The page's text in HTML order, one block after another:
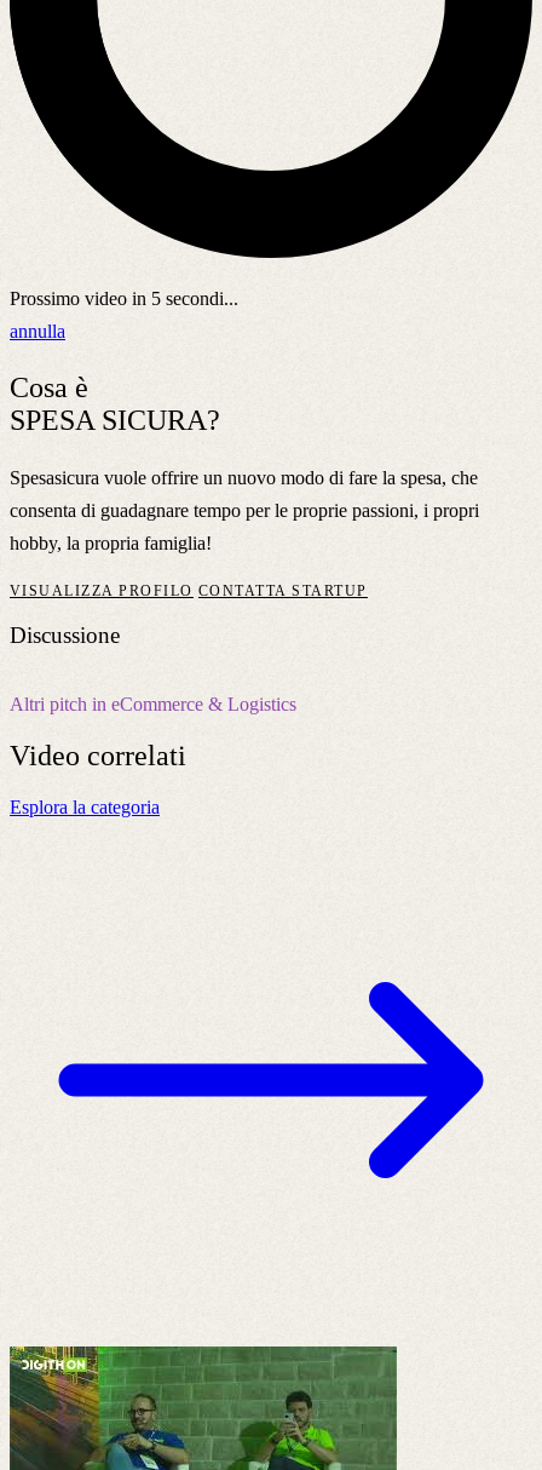
Prossimo video in 5 secondi...
annulla
Cosa è
SPESA SICURA?
Spesasicura vuole offrire un nuovo modo di fare la spesa, che
consenta di guadagnare tempo per le proprie passioni, i propri
hobby, la propria famiglia!
VISUALIZZA PROFILO CONTATTA STARTUP
Discussione
Altri pitch in eCommerce & Logistics
Video correlati
Esplora la categoria